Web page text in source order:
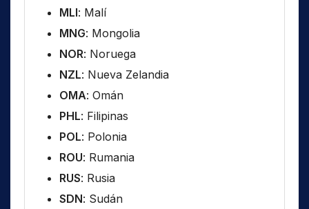
MLI: Malí
MNG: Mongolia
NOR: Noruega
NZL: Nueva Zelandia
OMA: Omán
PHL: Filipinas
POL: Polonia
ROU: Rumania
RUS: Rusia
SDN: Sudán